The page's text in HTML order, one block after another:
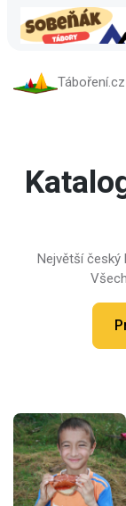
Táboření.cz
Největší český